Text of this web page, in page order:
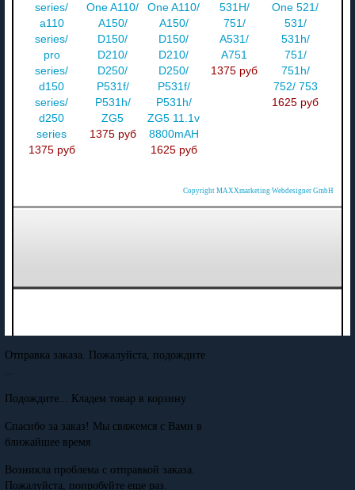
series/
a110
series/
pro
series/
d150
series/
d250
series
1375 руб
One A110/
A150/
D150/
D210/
D250/
P531f/
P531h/
ZG5
1375 руб
One A110/
A150/
D150/
D210/
D250/
P531f/
P531h/
ZG5 11.1v
8800mAH
1625 руб
531H/
751/
A531/
A751
1375 руб
One 521/
531/
531h/
751/
751h/
752/ 753
1625 руб
Copyright MAXXmarketing Webdesigner GmbH
Отправка заказа. Пожалуйста, подождите
Подождите... Кладем товар в корзину
Спасибо за заказ! Мы свяжемся с Вами в
ближайшее время
Возникла проблема с отправкой заказа.
Пожалуйста, попробуйте еще раз.